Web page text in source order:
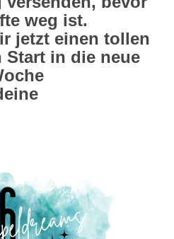
weg ist.
jetzt einen tollen
Start in die neue